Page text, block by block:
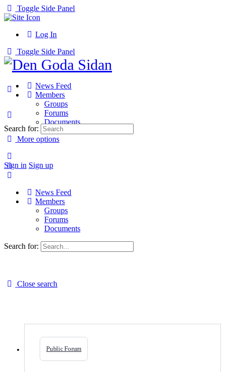
Toggle Side Panel
Log In
Toggle Side Panel
News Feed
Members
Groups
Forums
Documents
More options
Sign in Sign up
Search for:
News Feed
Members
Groups
Forums
Documents
Search for:
Close search
Public Forum